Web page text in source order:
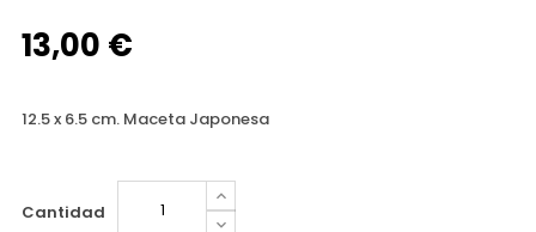
13,00 €
12.5 x 6.5 cm. Maceta Japonesa
Cantidad